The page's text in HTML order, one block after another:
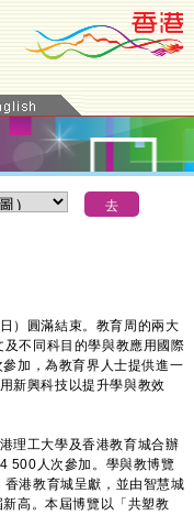
圓滿結束。教育周的兩大
不同科目的學與教應用國際
加，為教育界人士提供進一
新興科技以提升學與教效
工大學及香港教育城合辦
500人次參加。學與教博覽
港教育城呈獻，並由智慧城
高。本屆博覽以「共塑教